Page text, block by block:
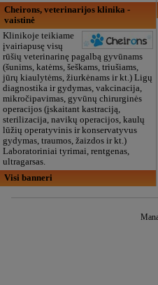
Cheirons, veterinarijos klinika -
vaistinė
Klinikoje teikiame
įvairiapusę visų
rūšių veterinarinę pagalbą gyvūnams
(šunims, katėms, šeškams, triušiams,
jūrų kiaulytėms, žiurkėnams ir kt.) Ligų
diagnostika ir gydymas, vakcinacija,
mikročipavimas, gyvūnų chirurginės
operacijos (įskaitant kastraciją,
sterilizacija, navikų operacijos, kaulų
lūžių operatyvinis ir konservatyvus
gydymas, traumos, žaizdos ir kt.)
Laboratoriniai tyrimai, rentgenas,
ultragarsas.
Visi banneri